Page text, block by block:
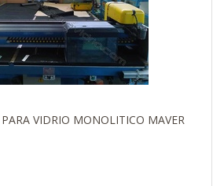
VIDRIO MONOLITICO MAVER